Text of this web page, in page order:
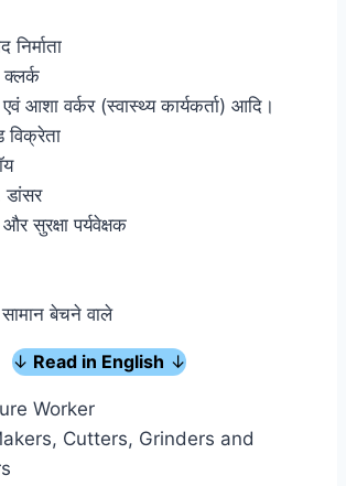
निर्माता
क्लर्क
आशा वर्कर (स्वास्थ्य कार्यकर्ता) आदि।
विक्रेता
डांसर
और सुरक्षा पर्यवेक्षक
बेचने वाले
↓ Read in English ↓
Worker
Cutters, Grinders and